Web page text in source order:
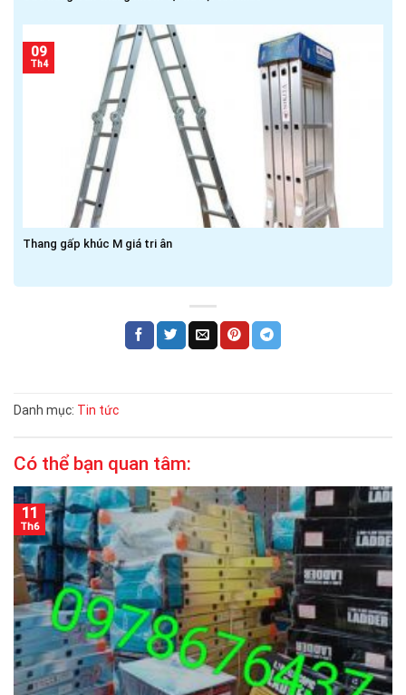
Thang gấp khúc M giá tri ân
09
Th4
Danh mục: Tin tức
Có thể bạn quan tâm:
11
Th6